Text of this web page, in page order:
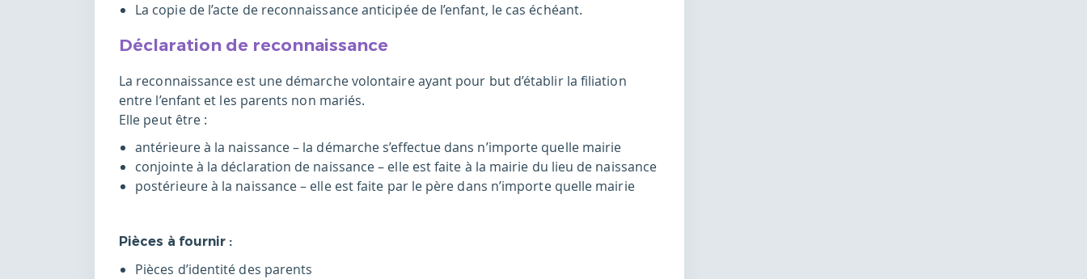
La copie de l’acte de reconnaissance anticipée de l’enfant, le cas échéant.
Déclaration de reconnaissance
La reconnaissance est une démarche volontaire ayant pour but d’établir la filiation
entre l’enfant et les parents non mariés.
Elle peut être :
antérieure à la naissance – la démarche s’effectue dans n’importe quelle mairie
conjointe à la déclaration de naissance – elle est faite à la mairie du lieu de naissance
postérieure à la naissance – elle est faite par le père dans n’importe quelle mairie
Pièces à fournir :
Pièces d’identité des parents